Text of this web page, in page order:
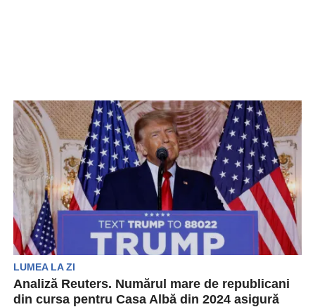
LUMEA LA ZI
Analiză Reuters. Numărul mare de republicani
din cursa pentru Casa Albă din 2024 asigură